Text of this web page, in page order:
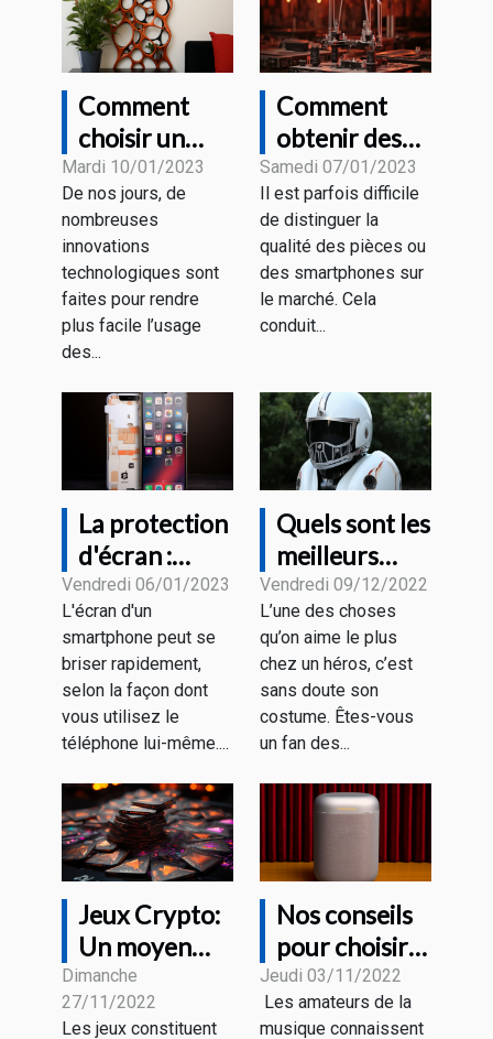
Comment
choisir un
support
tablette
design ?
Mardi 10/01/2023
De nos jours, de
nombreuses
innovations
technologiques sont
faites pour rendre
plus facile l’usage
des...
Comment
obtenir des
pièces ou des
smartphones
de qualité ?
Samedi 07/01/2023
Il est parfois difficile
de distinguer la
qualité des pièces ou
des smartphones sur
le marché. Cela
conduit...
La protection
d'écran :
vaut-elle la
peine d'être
achetée ?
Vendredi 06/01/2023
L'écran d'un
smartphone peut se
briser rapidement,
selon la façon dont
vous utilisez le
téléphone lui-même....
Quels sont les
meilleurs
casques Iron
Man ?
Vendredi 09/12/2022
L’une des choses
qu’on aime le plus
chez un héros, c’est
sans doute son
costume. Êtes-vous
un fan des...
Jeux Crypto:
Un moyen
pour se faire
de l'argent.
Dimanche
27/11/2022
Les jeux constituent
Nos conseils
pour choisir
une bonne
enceinte
Jeudi 03/11/2022
Les amateurs de la
musique connaissent